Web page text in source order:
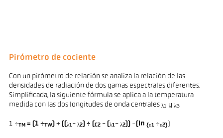
Pirómetro de cociente
Con un pirómetro de relación se analiza la relación de las
densidades de radiación de dos gamas espectrales diferentes.
Simplificada, la siguiente fórmula se aplica a la temperatura
medida con las dos longitudes de onda centrales λ1 y λ2.
1 ÷TM= (1 ÷TW) + ((λ1- λ2) ÷ (C2- (λ1- λ2))-(ln {ε1 ÷ε2})